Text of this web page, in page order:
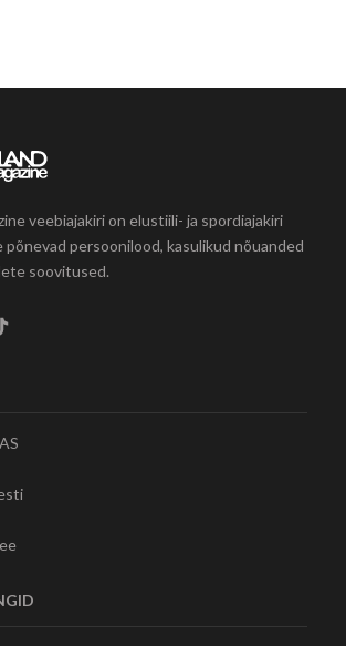
veebiajakiri on elustiili- ja spordiajakiri
põnevad persoonilood, kasulikud nõuanded
soovitused.